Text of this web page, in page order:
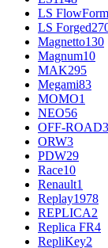
LS
LS Forged
Magnetto130
Magnum10
MAK295
Megami83
MOMO1
NEO56
OFF-ROAD
ORW3
PDW29
Race10
Renault1
Replay1978
REPLICA2
Replica FR4
RepliKey2